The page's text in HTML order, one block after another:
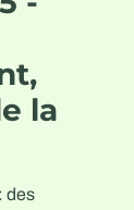
la
des